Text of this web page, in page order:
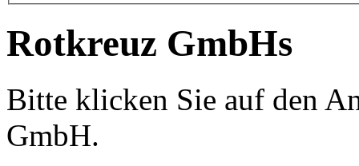
Rotkreuz GmbHs
Bitte klicken Sie auf den
GmbH.